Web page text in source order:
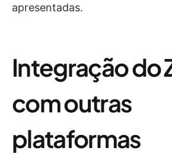
apresentadas.
Integração do
com outras
plataformas